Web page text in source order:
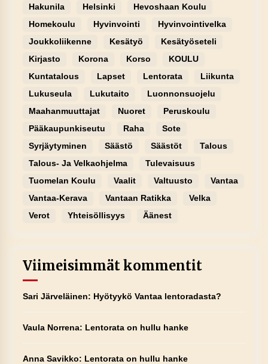
Hakunila
Helsinki
Hevoshaan Koulu
Homekoulu
Hyvinvointi
Hyvinvointivelka
Joukkoliikenne
Kesätyö
Kesätyöseteli
Kirjasto
Korona Korso
KOULU
Kuntatalous
Lapset Lentorata
Liikunta
Lukuseula
Lukutaito
Luonnonsuojelu
Maahanmuuttajat
Nuoret
Peruskoulu
Pääkaupunkiseutu
Raha
Sote
Syrjäytyminen
Säästö Säästöt
Talous
Talous- Ja Velkaohjelma
Tulevaisuus
Tuomelan Koulu
Vaalit Valtuusto
Vantaa
Vantaa-Kerava
Vantaan Ratikka
Velka
Verot
Yhteisöllisyys Äänest
Viimeisimmät kommentit
Sari Järveläinen: Hyötyykö Vantaa lentoradasta?
Vaula Norrena: Lentorata on hullu hanke
Anna Savikko: Lentorata on hullu hanke